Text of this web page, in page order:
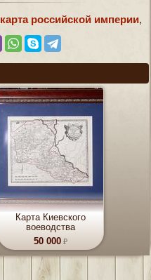
карта российской империи,
Карта Киевского
воеводства
50 000